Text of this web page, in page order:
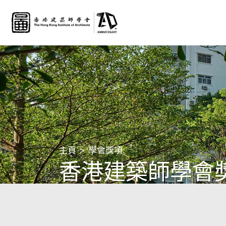
主頁 學會獎項
香港建築師學會